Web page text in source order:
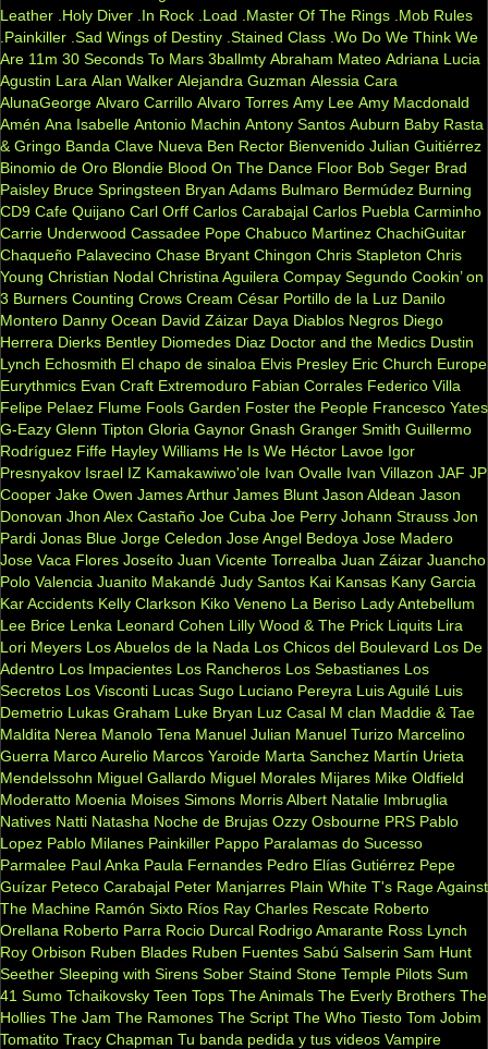
Leather .Holy Diver .In Rock .Load .Master Of The Rings .Mob Rules
.Painkiller .Sad Wings of Destiny .Stained Class .Wo Do We Think We
Are 11m 30 Seconds To Mars 3ballmty Abraham Mateo Adriana Lucia
Agustin Lara Alan Walker Alejandra Guzman Alessia Cara
AlunaGeorge Alvaro Carrillo Alvaro Torres Amy Lee Amy Macdonald
Amén Ana Isabelle Antonio Machin Antony Santos Auburn Baby Rasta
& Gringo Banda Clave Nueva Ben Rector Bienvenido Julian Guitiérrez
Binomio de Oro Blondie Blood On The Dance Floor Bob Seger Brad
Paisley Bruce Springsteen Bryan Adams Bulmaro Bermúdez Burning
CD9 Cafe Quijano Carl Orff Carlos Carabajal Carlos Puebla Carminho
Carrie Underwood Cassadee Pope Chabuco Martinez ChachiGuitar
Chaqueño Palavecino Chase Bryant Chingon Chris Stapleton Chris
Young Christian Nodal Christina Aguilera Compay Segundo Cookin’ on
3 Burners Counting Crows Cream César Portillo de la Luz Danilo
Montero Danny Ocean David Záizar Daya Diablos Negros Diego
Herrera Dierks Bentley Diomedes Diaz Doctor and the Medics Dustin
Lynch Echosmith El chapo de sinaloa Elvis Presley Eric Church Europe
Eurythmics Evan Craft Extremoduro Fabian Corrales Federico Villa
Felipe Pelaez Flume Fools Garden Foster the People Francesco Yates
G-Eazy Glenn Tipton Gloria Gaynor Gnash Granger Smith Guillermo
Rodríguez Fiffe Hayley Williams He Is We Héctor Lavoe Igor
Presnyakov Israel IZ Kamakawiwo'ole Ivan Ovalle Ivan Villazon JAF JP
Cooper Jake Owen James Arthur James Blunt Jason Aldean Jason
Donovan Jhon Alex Castaño Joe Cuba Joe Perry Johann Strauss Jon
Pardi Jonas Blue Jorge Celedon Jose Angel Bedoya Jose Madero
Jose Vaca Flores Joseíto Juan Vicente Torrealba Juan Záizar Juancho
Polo Valencia Juanito Makandé Judy Santos Kai Kansas Kany Garcia
Kar Accidents Kelly Clarkson Kiko Veneno La Beriso Lady Antebellum
Lee Brice Lenka Leonard Cohen Lilly Wood & The Prick Liquits Lira
Lori Meyers Los Abuelos de la Nada Los Chicos del Boulevard Los De
Adentro Los Impacientes Los Rancheros Los Sebastianes Los
Secretos Los Visconti Lucas Sugo Luciano Pereyra Luis Aguilé Luis
Demetrio Lukas Graham Luke Bryan Luz Casal M clan Maddie & Tae
Maldita Nerea Manolo Tena Manuel Julian Manuel Turizo Marcelino
Guerra Marco Aurelio Marcos Yaroide Marta Sanchez Martín Urieta
Mendelssohn Miguel Gallardo Miguel Morales Mijares Mike Oldfield
Moderatto Moenia Moises Simons Morris Albert Natalie Imbruglia
Natives Natti Natasha Noche de Brujas Ozzy Osbourne PRS Pablo
Lopez Pablo Milanes Painkiller Pappo Paralamas do Sucesso
Parmalee Paul Anka Paula Fernandes Pedro Elías Gutiérrez Pepe
Guízar Peteco Carabajal Peter Manjarres Plain White T's Rage Against
The Machine Ramón Sixto Ríos Ray Charles Rescate Roberto
Orellana Roberto Parra Rocio Durcal Rodrigo Amarante Ross Lynch
Roy Orbison Ruben Blades Ruben Fuentes Sabú Salserin Sam Hunt
Seether Sleeping with Sirens Sober Staind Stone Temple Pilots Sum
41 Sumo Tchaikovsky Teen Tops The Animals The Everly Brothers The
Hollies The Jam The Ramones The Script The Who Tiesto Tom Jobim
Tomatito Tracy Chapman Tu banda pedida y tus videos Vampire